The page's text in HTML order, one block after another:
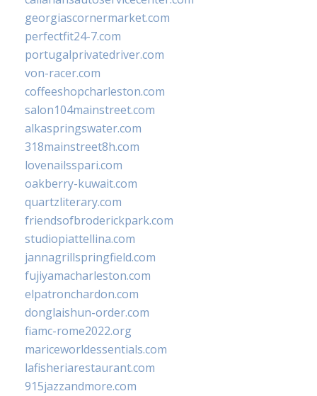
georgiascornermarket.com
perfectfit24-7.com
portugalprivatedriver.com
von-racer.com
coffeeshopcharleston.com
salon104mainstreet.com
alkaspringswater.com
318mainstreet8h.com
lovenailsspari.com
oakberry-kuwait.com
quartzliterary.com
friendsofbroderickpark.com
studiopiattellina.com
jannagrillspringfield.com
fujiyamacharleston.com
elpatronchardon.com
donglaishun-order.com
fiamc-rome2022.org
mariceworldessentials.com
lafisheriarestaurant.com
915jazzandmore.com